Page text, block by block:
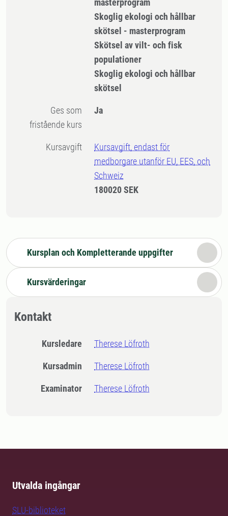
masterprogram
Skoglig ekologi och hållbar
skötsel - masterprogram
Skötsel av vilt- och fisk
populationer
Skoglig ekologi och hållbar
skötsel
Ges som
fristående kurs
Ja
Kursavgift
Kursavgift, endast för
medborgare utanför EU, EES, och
Schweiz
180020 SEK
Kursplan och Kompletterande uppgifter
Kursvärderingar
Kontakt
Kursledare Therese Löfroth
Kursadmin Therese Löfroth
Examinator Therese Löfroth
Utvalda ingångar
SLU-biblioteket